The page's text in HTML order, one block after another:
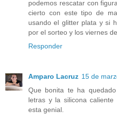
podemos rescatar con
cierto con este tipo de
usando el glitter plata y si
por el sorteo y los viernes
Responder
Amparo Lacruz 15 de
Que bonita te ha
letras y la silicona caliente
esta genial.